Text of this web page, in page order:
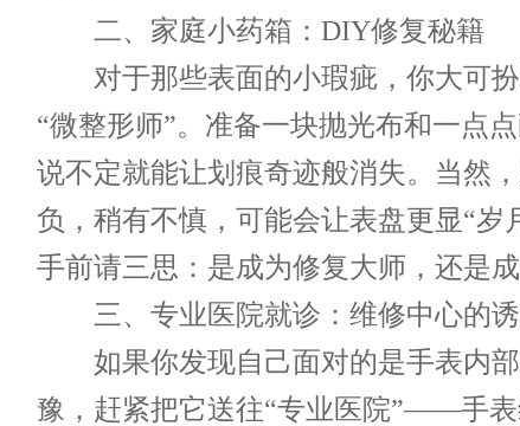
二、家庭小药箱：DIY修复秘籍
对于那些表面的小瑕疵，你大可扮
“微整形师”。准备一块抛光布和一点
说不定就能让划痕奇迹般消失。当然
负，稍有不慎，可能会让表盘更显“岁
手前请三思：是成为修复大师，还是
三、专业医院就诊：维修中心的
如果你发现自己面对的是手表内部
豫，赶紧把它送往“专业医院”——手表